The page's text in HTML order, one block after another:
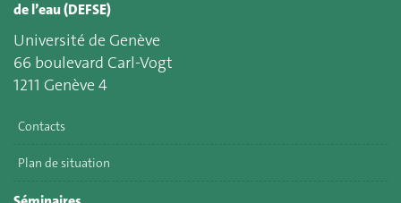
de l’eau (DEFSE)
Université de Genève
66 boulevard Carl-Vogt
1211 Genève 4
Contacts
Plan de situation